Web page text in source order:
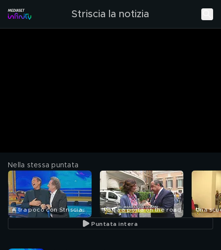
Striscia la notizia
Nella stessa puntata
A tra poco con Striscia Porta a porta on the road Una
Puntata intera